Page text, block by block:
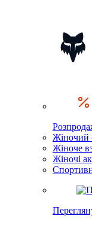
Жіночий
Жіноче
Жіночі